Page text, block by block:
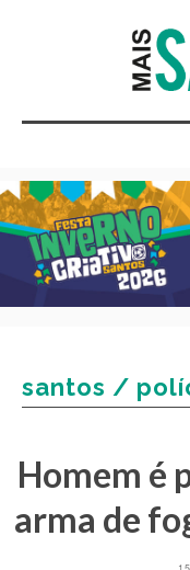
santos /
Homem é
arma de